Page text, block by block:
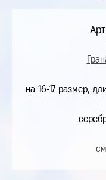
на 16-17 размер,